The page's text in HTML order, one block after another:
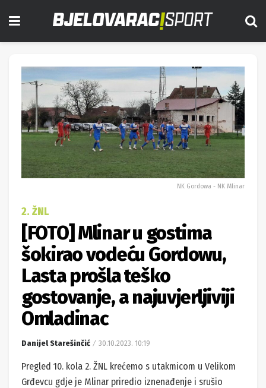
NK Gordowa - NK Mlinar
2. ŽNL
[FOTO] Mlinar u gostima
šokirao vodeću Gordowu,
Lasta prošla teško
gostovanje, a najuvjerljiviji
Omladinac
Danijel Starešinčić 30.10.2023. 10:19
Pregled 10. kola 2. ŽNL krećemo s utakmicom u Velikom
Grđevcu gdje je Mlinar priredio iznenađenje i srušio